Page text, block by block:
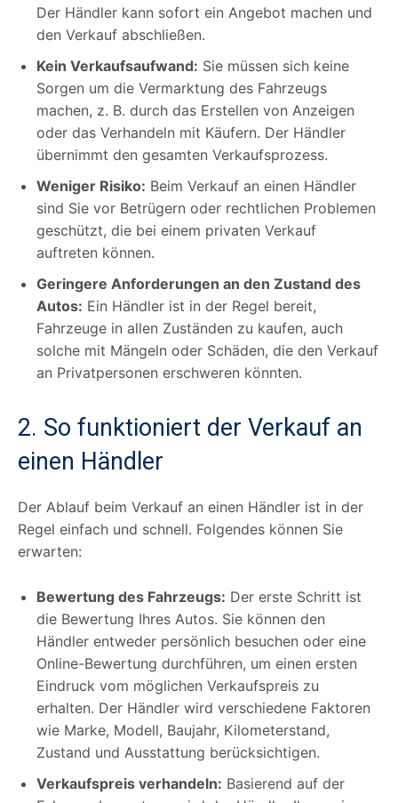
Der Händler kann sofort ein Angebot machen und
den Verkauf abschließen.
Kein Verkaufsaufwand: Sie müssen sich keine
Sorgen um die Vermarktung des Fahrzeugs
machen, z. B. durch das Erstellen von Anzeigen
oder das Verhandeln mit Käufern. Der Händler
übernimmt den gesamten Verkaufsprozess.
Weniger Risiko: Beim Verkauf an einen Händler
sind Sie vor Betrügern oder rechtlichen Problemen
geschützt, die bei einem privaten Verkauf
auftreten können.
Geringere Anforderungen an den Zustand des
Autos: Ein Händler ist in der Regel bereit,
Fahrzeuge in allen Zuständen zu kaufen, auch
solche mit Mängeln oder Schäden, die den Verkauf
an Privatpersonen erschweren könnten.
2. So funktioniert der Verkauf an
einen Händler
Der Ablauf beim Verkauf an einen Händler ist in der
Regel einfach und schnell. Folgendes können Sie
erwarten:
Bewertung des Fahrzeugs: Der erste Schritt ist
die Bewertung Ihres Autos. Sie können den
Händler entweder persönlich besuchen oder eine
Online-Bewertung durchführen, um einen ersten
Eindruck vom möglichen Verkaufspreis zu
erhalten. Der Händler wird verschiedene Faktoren
wie Marke, Modell, Baujahr, Kilometerstand,
Zustand und Ausstattung berücksichtigen.
Verkaufspreis verhandeln: Basierend auf der